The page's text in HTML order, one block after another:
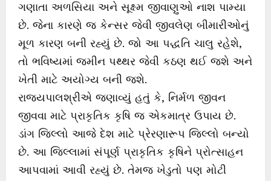
ગણાતા અળસિયા અને સૂક્ષ્મ જીવાણુઓ નાશ પામ્યા
છે. જેના કારણે જ કેન્સર જેવી જીવલેણ બીમારીઓનું
મૂળ કારણ બની રહ્યું છે. જો આ પદ્ધતિ ચાલુ રહેશે,
તો ભવિષ્યમાં જમીન પથ્થર જેવી કઠણ થઈ જશે અને
ખેતી માટે અયોગ્ય બની જશે.
રાજ્યપાલશ્રીએ જણાવ્યું હતું કે, નિર્મળ જીવન
જીવવા માટે પ્રાકૃતિક કૃષિ જ એકમાત્ર ઉપાય છે.
ડાંગ જિલ્લો આજે દેશ માટે પ્રેરણારૂપ જિલ્લો બન્યો
છે. આ જિલ્લામાં સંપૂર્ણ પ્રાકૃતિક કૃષિને પ્રોત્સાહન
આપવામાં આવી રહ્યું છે. તેમજ ખેડુતો પણ મોટી